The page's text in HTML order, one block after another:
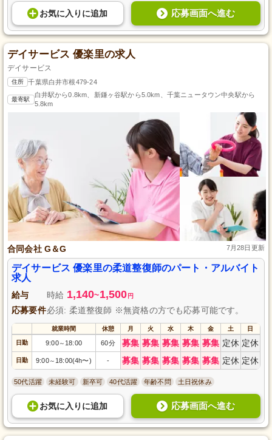
お気に入り に追加 応募画面へ進む
デイサービス 優楽里の求人
デイサービス
住所 千葉県白井市根479-24
最寄駅
白井駅から0.8km、新鎌ヶ谷駅から5.0km、千葉ニュータウン中央駅から
5.8km
合同会社 G＆G 7月28日更新
デイサービス 優楽里の柔道整復師のパート・アルバイト
求人
給与 時給 1,140~1,500 円
応募要件必須: 柔道整復師 ※無資格の方でも応募可能です。
就業時間 休憩 月 火 水 木 金 土 日
日勤 9:00～ 18:00 60分 募集 募集 募集 募集 募集 定休 定休
日勤 9:00～ 18:00(4h〜) - 募集 募集 募集 募集 募集 定休 定休
50代活躍 未経験可 新卒可 40代活躍 年齢不問 土日祝休み
お気に入り に追加 応募画面へ進む